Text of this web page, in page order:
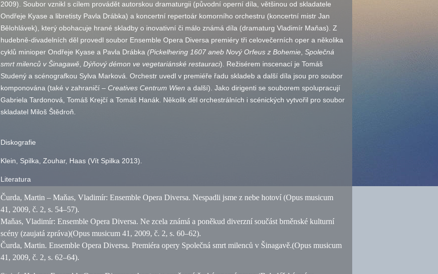
2009). Soubor vznikl s cílem provádět autorskou dramaturgii (původní operní díla, většinou od skladatele
Ondřeje Kyase a libretisty Pavla Drábka) a koncertní repertoár komorního orchestru (koncertní mistr Jan
Bělohlávek), který obohacuje hrané skladby o inovativní či málo známá díla (dramaturg Vladimír Maňas). Z
hudebně-divadelních děl provedl soubor Ensemble Opera Diversa premiéry tři celovečerních oper a několika
cyklů minioper Ondřeje Kyase a Pavla Drábka (Pickelhering 1607 aneb Nový Orfeus z Bohemie Společná
smrt milenců v Šinagawě Dýňový démon ve vegetariánské restauraci). Režisérem inscenací je Tomáš
Studený a scénografkou Sylva Marková. Orchestr uvedl v premiéře řadu skladeb a další díla jsou pro soubor
komponována (také v zahraničí – Creatives Centrum Wien a další). Jako dirigenti se souborem spolupracují
Gabriela Tardonová, Tomáš Krejčí a Tomáš Hanák. Několik děl orchestrálních i scénických vytvořil pro soubor
skladatel Miloš Štědroň.
Diskografie
Klein, Spilka, Zouhar, Haas (Vít Spilka 2013).
Literatura
Čurda, Martin – Maňas, Vladimír: Ensemble Opera Diversa. Nespadli jsme z nebe hotoví (Opus musicum
41, 2009, č. 2, s. 54–57).
Maňas, Vladimír: Ensemble Opera Diversa. Ne zcela známá a poněkud diverzní součást brněnské kulturní
scény (zaujatá zpráva)(Opus musicum 41, 2009, č. 2, s. 60–62).
Čurda, Martin. Ensemble Opera Diversa. Premiéra opery Společná smrt milenců v Šinagavě.(Opus musicum
41, 2009, č. 2, s. 62–64).